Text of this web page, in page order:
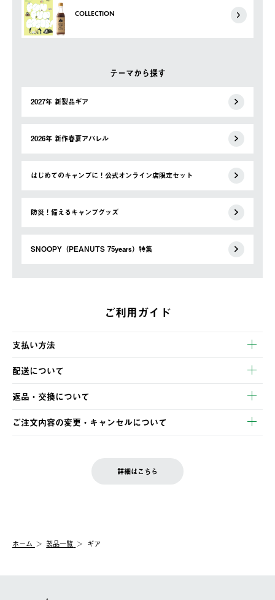
COLLECTION
テーマから探す
2027年 新製品ギア
2026年 新作春夏アパレル
はじめてのキャンプに！公式オンライン店限定セット
防災！備えるキャンプグッズ
SNOOPY（PEANUTS 75years）特集
ご利用ガイド
支払い方法
以下のいずれかの方法でお支払いいただけます。
・クレジットカード決済
・コンビニ決済
・Pay-easy決済
配送について
【発送スケジュール】
ご注文・ご入金完了より2営業日以内に商品を発送いたします。
土日祝の発送はございませんので、木曜日以降のご注文は週明け
の発送となる場合がございます。
【配送業者】
佐川急便にて配送されます。
返品・交換について
※お客様都合の場合
お客様都合の返品にかかる送料は、お客様ご負担とさせていただ
一度お手元の商品を返品いただき、ご希望商品を再注文してくだ
ご注文内容の変更・キャンセルについて
LOGOS FAMILY会員の方は、会員マイページ内 購入履歴画面に
詳細はこちら
ホーム 製品一覧 ギア